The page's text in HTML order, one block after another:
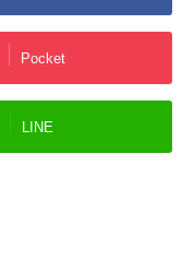
Pocket
LINE